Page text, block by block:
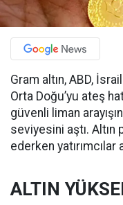
Gram altın, ABD,
Orta Doğu’yu ateş
güvenli liman
seviyesini aştı.
ederken yatırımcılar
ALTIN